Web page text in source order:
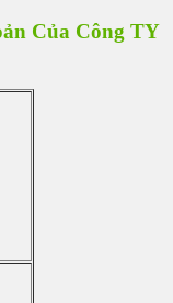
Của Công TY